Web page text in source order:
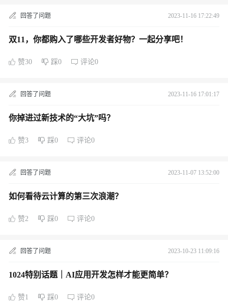
回答了问题 2023-11-16 17:22:49
双11，你都购入了哪些开发者好物？一起分享吧！
赞30 踩0 评论0
回答了问题 2023-11-16 17:01:17
你掉进过新技术的“大坑”吗？
赞3 踩0 评论0
回答了问题 2023-11-07 13:52:00
如何看待云计算的第三次浪潮？
赞2 踩0 评论0
回答了问题 2023-10-23 11:09:16
1024特别话题｜AI应用开发怎样才能更简单？
赞1 踩0 评论0